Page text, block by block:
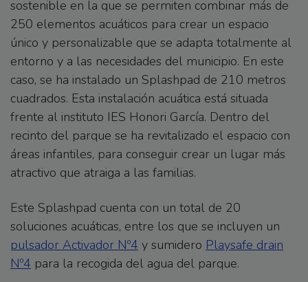
sostenible en la que se permiten combinar más de
250 elementos acuáticos para crear un espacio
único y personalizable que se adapta totalmente al
entorno y a las necesidades del municipio. En este
caso, se ha instalado un Splashpad de 210 metros
cuadrados. Esta instalación acuática está situada
frente al instituto IES Honori García. Dentro del
recinto del parque se ha revitalizado el espacio con
áreas infantiles, para conseguir crear un lugar más
atractivo que atraiga a las familias.
Este Splashpad cuenta con un total de 20
soluciones acuáticas, entre los que se incluyen un
pulsador Activador Nº4 y sumidero Playsafe drain
Nº4 para la recogida del agua del parque.